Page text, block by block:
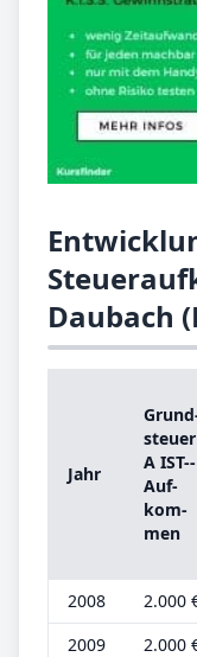
Daubach
Jahr
steu­er
A IST-­
Auf­
kom­
men
2008 2.000
2009
2.000